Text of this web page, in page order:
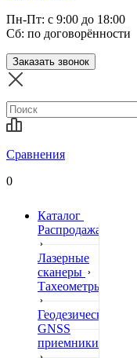
Пн-Пт: с 9:00 до 18:00
Сб: по договорённости
Заказать звонок
Сравнения
0
Каталог
Распродажа
Лазерные
сканеры
Тахеометры
Геодезические
GNSS
приемники